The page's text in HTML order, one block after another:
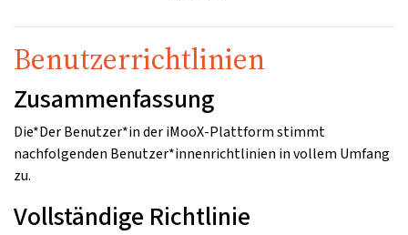
Benutzerrichtlinien
Zusammenfassung
Die*Der Benutzer*in der iMooX-Plattform stimmt
nachfolgenden Benutzer*innenrichtlinien in vollem Umfang
zu.
Vollständige Richtlinie